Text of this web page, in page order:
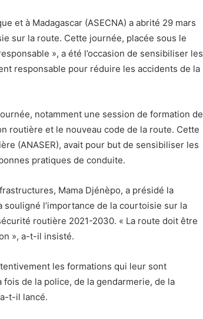
et à Madagascar (ASECNA) a abrité 29 mars
sur la route. Cette journée, placée sous le
», a été l’occasion de sensibiliser les
responsable pour réduire les accidents de la
notamment une session de formation de
routière et le nouveau code de la route. Cette
(ANASER), avait pour but de sensibiliser les
pratiques de conduite.
Mama Djénèpo, a présidé la
l’importance de la courtoisie sur la
routière 2021-2030. « La route doit être
», a-t-il insisté.
les formations qui leur sont
fois de la police, de la gendarmerie, de la
t-il lancé.